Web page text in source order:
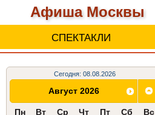
Афиша Москвы
СПЕКТАКЛИ
Сегодня: 08.08.2026
Август 2026
Пн Вт Ср Чт Пт Сб Вс